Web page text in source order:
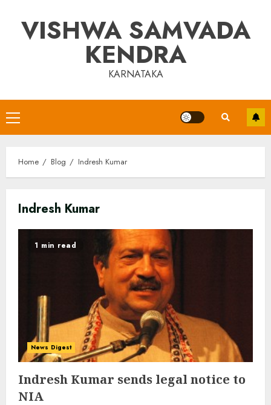
contentVISHWA SAMVADA
KENDRA
KARNATAKA
Primary
Menu
Home Blog Indresh Kumar
Indresh Kumar
1 min read
News Digest
Indresh Kumar sends legal notice to
NIA